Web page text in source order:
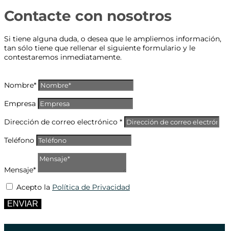
Contacte con nosotros
Si tiene alguna duda, o desea que le ampliemos información,
tan sólo tiene que rellenar el siguiente formulario y le
contestaremos inmediatamente.
Nombre*
Empresa
Dirección de correo electrónico *
Teléfono
Mensaje*
Acepto la Política de Privacidad
ENVIAR